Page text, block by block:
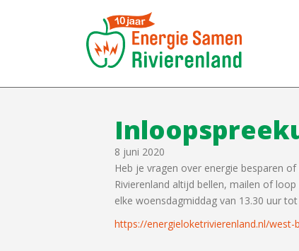
8 juni 2020
Heb je vragen over energie besparen
Rivierenland altijd bellen, mailen of
elke woensdagmiddag van 13.30 uur
https://energieloketrivierenland.nl/